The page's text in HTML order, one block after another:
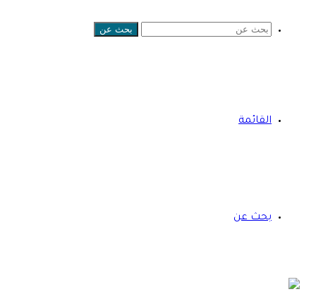
بحث عن
القائمة
بحث عن